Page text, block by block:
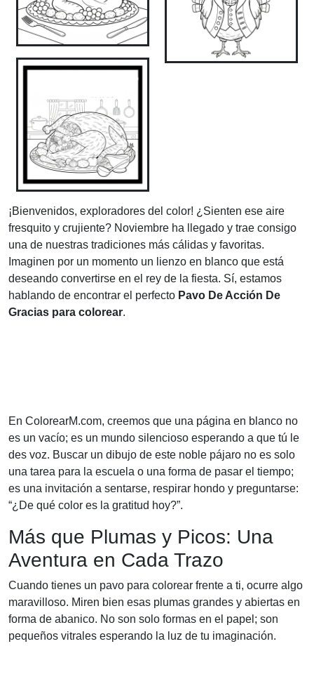
¡Bienvenidos, exploradores del color! ¿Sienten ese aire
fresquito y crujiente? Noviembre ha llegado y trae consigo
una de nuestras tradiciones más cálidas y favoritas.
Imaginen por un momento un lienzo en blanco que está
deseando convertirse en el rey de la fiesta. Sí, estamos
hablando de encontrar el perfecto Pavo De Acción De
Gracias para colorear.
En ColorearM.com, creemos que una página en blanco no
es un vacío; es un mundo silencioso esperando a que tú le
des voz. Buscar un dibujo de este noble pájaro no es solo
una tarea para la escuela o una forma de pasar el tiempo;
es una invitación a sentarse, respirar hondo y preguntarse:
“¿De qué color es la gratitud hoy?”.
Más que Plumas y Picos: Una
Aventura en Cada Trazo
Cuando tienes un pavo para colorear frente a ti, ocurre algo
maravilloso. Miren bien esas plumas grandes y abiertas en
forma de abanico. No son solo formas en el papel; son
pequeños vitrales esperando la luz de tu imaginación.